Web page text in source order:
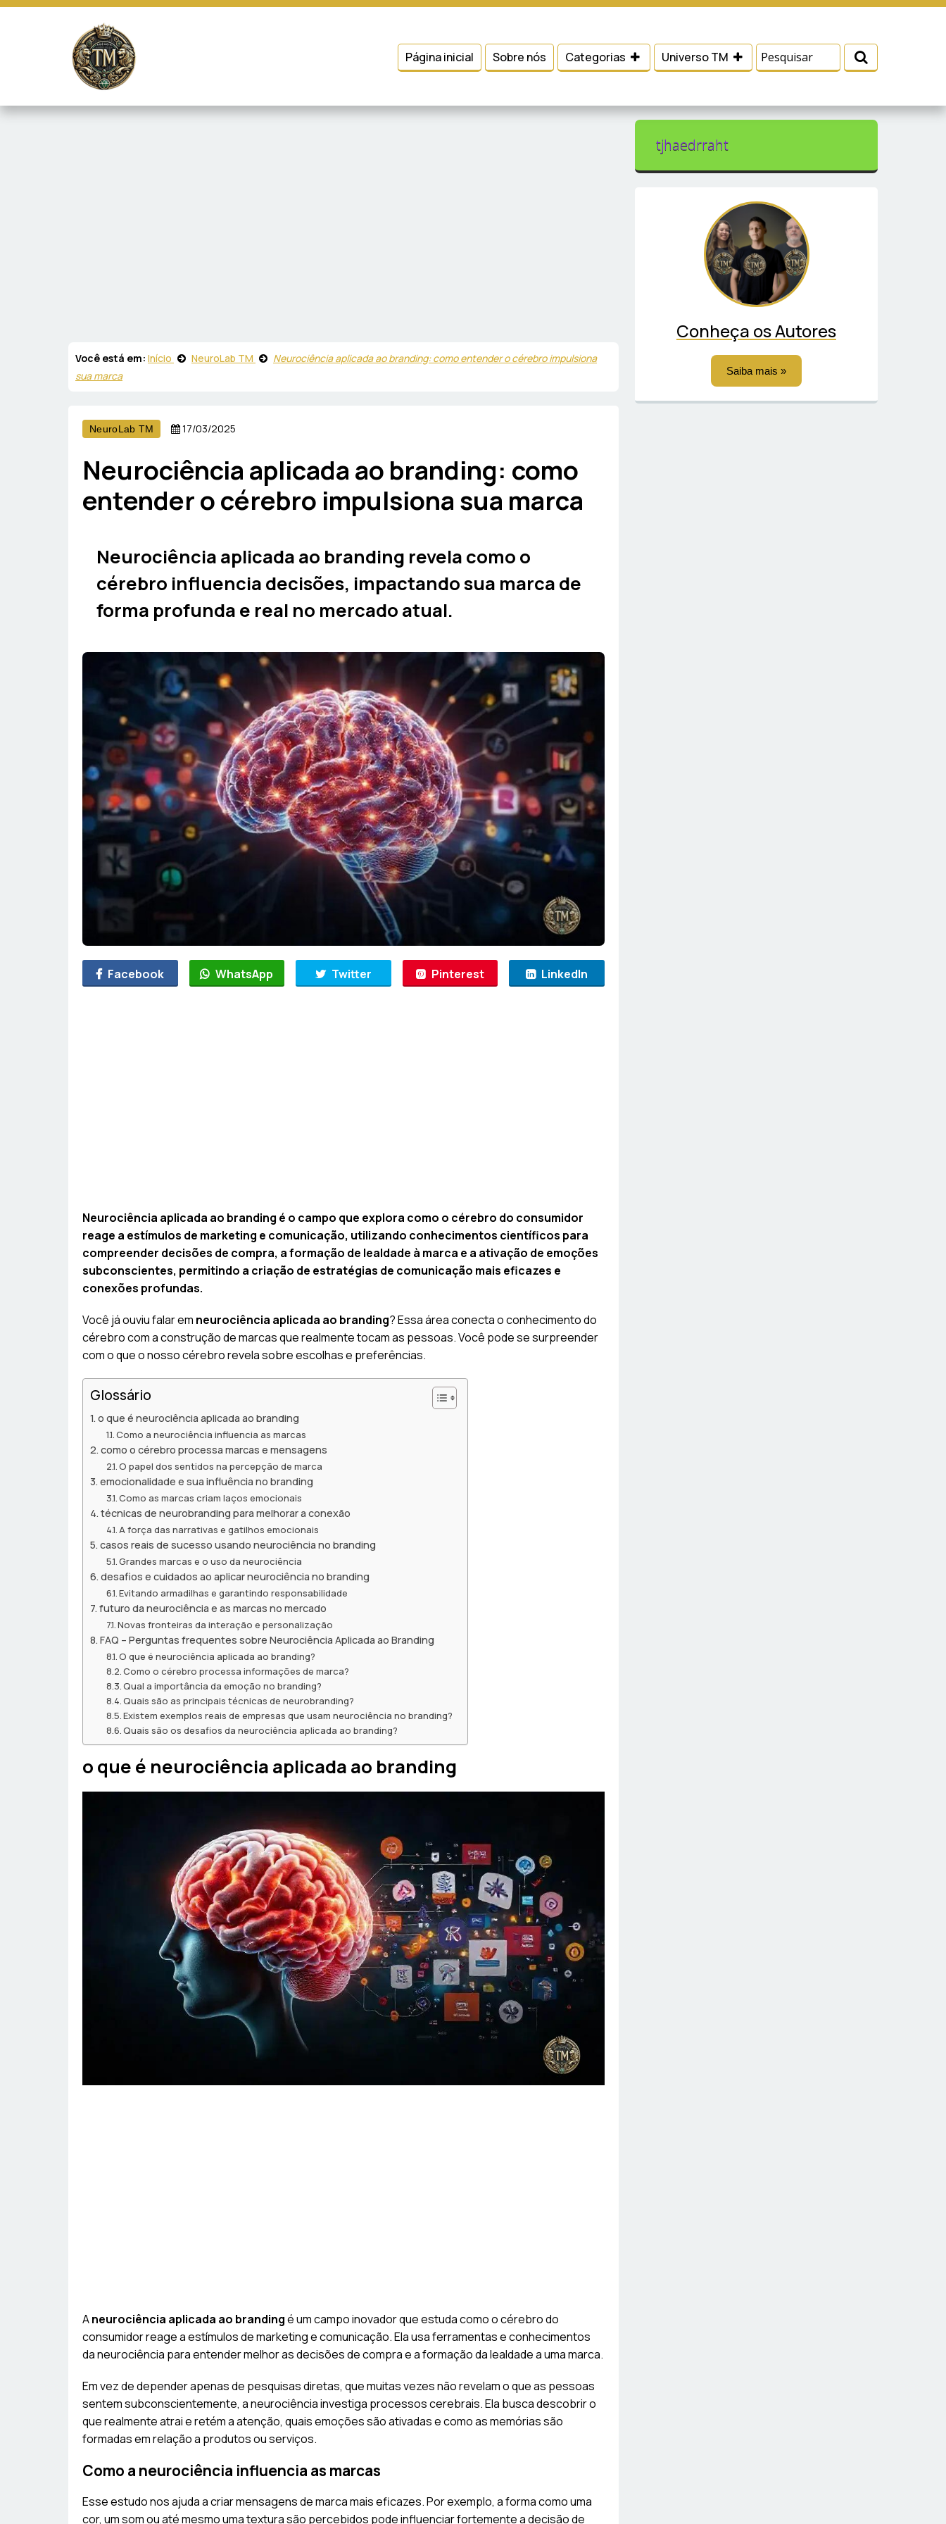
Página inicial Sobre nós Categorias Universo TM
Você está em: Início NeuroLab TM
Neurociência aplicada ao branding: como entender o cérebro impulsiona
sua marca
NeuroLab TM 17/03/2025
Neurociência aplicada ao branding: como
entender o cérebro impulsiona sua marca
Neurociência aplicada ao branding revela como o
cérebro influencia decisões, impactando sua marca de
forma profunda e real no mercado atual.
Facebook WhatsApp Twitter Pinterest LinkedIn
Neurociência aplicada ao branding é o campo que explora como o cérebro do consumidor
reage a estímulos de marketing e comunicação, utilizando conhecimentos científicos para
compreender decisões de compra, a formação de lealdade à marca e a ativação de emoções
subconscientes, permitindo a criação de estratégias de comunicação mais eficazes e
conexões profundas.
Você já ouviu falar em neurociência aplicada ao branding? Essa área conecta o conhecimento do
cérebro com a construção de marcas que realmente tocam as pessoas. Você pode se surpreender
com o que o nosso cérebro revela sobre escolhas e preferências.
Glossário
o que é neurociência aplicada ao branding
Como a neurociência influencia as marcas
como o cérebro processa marcas e mensagens
O papel dos sentidos na percepção de marca
emocionalidade e sua influência no branding
Como as marcas criam laços emocionais
técnicas de neurobranding para melhorar a conexão
A força das narrativas e gatilhos emocionais
casos reais de sucesso usando neurociência no branding
Grandes marcas e o uso da neurociência
desafios e cuidados ao aplicar neurociência no branding
Evitando armadilhas e garantindo responsabilidade
futuro da neurociência e as marcas no mercado
Novas fronteiras da interação e personalização
FAQ – Perguntas frequentes sobre Neurociência Aplicada ao Branding
O que é neurociência aplicada ao branding?
Como o cérebro processa informações de marca?
Qual a importância da emoção no branding?
Quais são as principais técnicas de neurobranding?
Existem exemplos reais de empresas que usam neurociência no branding?
Quais são os desafios da neurociência aplicada ao branding?
o que é neurociência aplicada ao branding
Aneurociência aplicada ao brandingé um campo inovador que estuda como o cérebro do
consumidor reage a estímulos de marketing e comunicação. Ela usa ferramentas e conhecimentos
da neurociência para entender melhor as decisões de compra e a formação da lealdade a uma marca.
Em vez de depender apenas de pesquisas diretas, que muitas vezes não revelam o que as pessoas
sentem subconscientemente, a neurociência investiga processos cerebrais. Ela busca descobrir o
que realmente atrai e retém a atenção, quais emoções são ativadas e como as memórias são
formadas em relação a produtos ou serviços.
Como a neurociência influencia as marcas
Esse estudo nos ajuda a criar mensagens de marca mais eficazes. Por exemplo, a forma como uma
cor, um som ou até mesmo uma textura são percebidos pode influenciar fortemente a decisão de
tjhaedrraht
Conheça os Autores
Saiba mais »
marketing e fornecer conteúdo de terceiros. Leia mais em